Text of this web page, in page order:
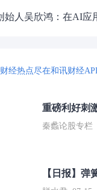
财经热点尽在和讯财经
重磅利好刺
秦蠡论股专栏
【日报】弹